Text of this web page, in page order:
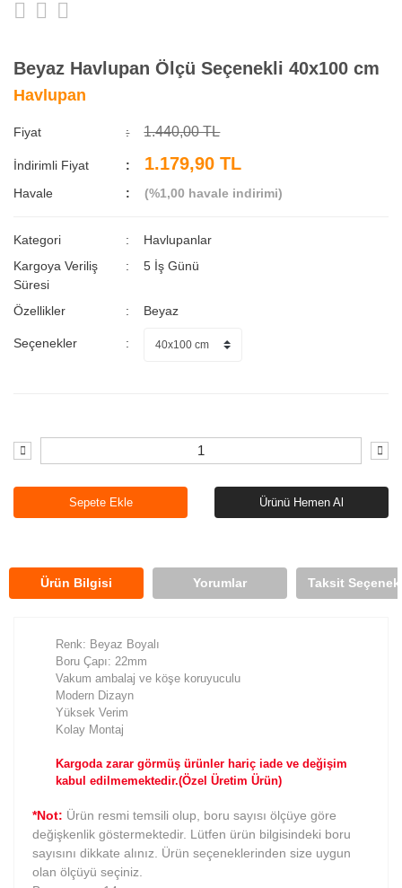
Beyaz Havlupan Ölçü Seçenekli 40x100 cm
Havlupan
Fiyat 1.440,00 TL
İndirimli Fiyat 1.179,90 TL
Havale (%1,00 havale indirimi)
Kategori
Havlupanlar
Kargoya Veriliş
Süresi
5 İş Günü
Özellikler Beyaz
Seçenekler
Sepete Ekle Ürünü Hemen Al
Ürün Bilgisi Yorumlar Taksit
Renk: Beyaz Boyalı
Boru Çapı: 22mm
Vakum ambalaj ve köşe koruyuculu
Modern Dizayn
Yüksek Verim
Kolay Montaj
Kargoda zarar görmüş ürünler hariç iade ve değişim
kabul edilmemektedir.(Özel Üretim Ürün)
*Not: Ürün resmi temsili olup, boru sayısı ölçüye göre
değişkenlik göstermektedir. Lütfen ürün bilgisindeki boru
sayısını dikkate alınız. Ürün seçeneklerinden size uygun
olan ölçüyü seçiniz.